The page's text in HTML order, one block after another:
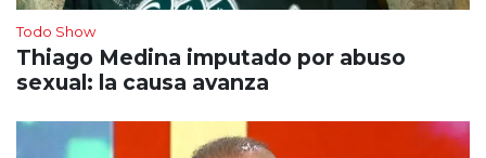
Todo Show
Thiago Medina imputado por abuso
sexual: la causa avanza